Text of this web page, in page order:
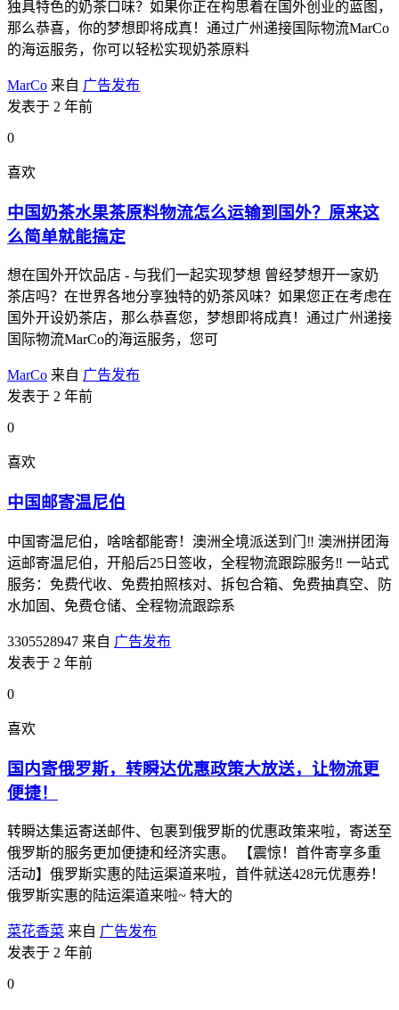
独具特色的奶茶口味？如果你正在构思着在国外创业的蓝图，
那么恭喜，你的梦想即将成真！通过广州递接国际物流MarCo
的海运服务，你可以轻松实现奶茶原料
MarCo 来自 广告发布
发表于 2 年前
0
喜欢
中国奶茶水果茶原料物流怎么运输到国外？原来这
么简单就能搞定
想在国外开饮品店 - 与我们一起实现梦想 曾经梦想开一家奶
茶店吗？在世界各地分享独特的奶茶风味？如果您正在考虑在
国外开设奶茶店，那么恭喜您，梦想即将成真！通过广州递接
国际物流MarCo的海运服务，您可
MarCo 来自 广告发布
发表于 2 年前
0
喜欢
中国邮寄温尼伯
中国寄温尼伯，啥啥都能寄！澳洲全境派送到门‼ 澳洲拼团海
运邮寄温尼伯，开船后25日签收，全程物流跟踪服务‼ 一站式
服务：免费代收、免费拍照核对、拆包合箱、免费抽真空、防
水加固、免费仓储、全程物流跟踪系
3305528947 来自 广告发布
发表于 2 年前
0
喜欢
国内寄俄罗斯，转瞬达优惠政策大放送，让物流更
便捷！
转瞬达集运寄送邮件、包裹到俄罗斯的优惠政策来啦，寄送至
俄罗斯的服务更加便捷和经济实惠。 【震惊！首件寄享多重
活动】俄罗斯实惠的陆运渠道来啦，首件就送428元优惠券！
俄罗斯实惠的陆运渠道来啦~ 特大的
菜花香菜 来自 广告发布
发表于 2 年前
0